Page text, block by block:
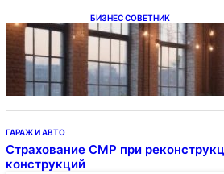
БИЗНЕС СОВЕТНИК
Подвесные
ГАРАЖ И АВТО
Страхование СМР при
конструкций